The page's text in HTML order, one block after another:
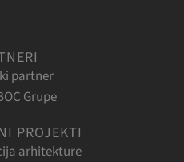
partner
Grupe
PROJEKTI
arhitekture